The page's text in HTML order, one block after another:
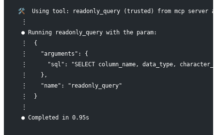
🛠️  Using tool: readonly_query (trusted) from mcp server
⋮
● Running readonly_query with the param:
⋮  {
⋮    "arguments": {
⋮      "sql": "SELECT column_name, data_type,
⋮    },
⋮    "name": "readonly_query"
⋮  }
⋮
● Completed in 0.95s